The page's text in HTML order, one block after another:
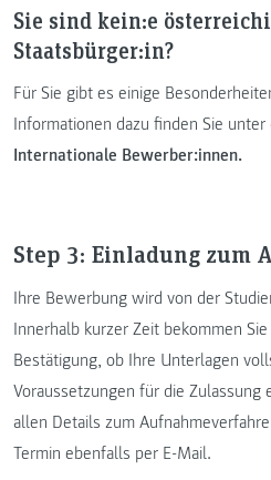
Sie sind kein:e
Staatsbürger:in?
Für Sie gibt es einige
Informationen dazu finden Sie
Internationale Bewerber:innen.
Step 3: Einladung zum
Ihre Bewerbung wird von der
Innerhalb kurzer Zeit bekommen
Bestätigung, ob Ihre Unterlagen
Voraussetzungen für die
allen Details zum
Termin ebenfalls per E-Mail.